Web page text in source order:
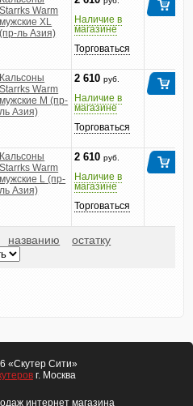
Starrks Warm
мужские XL
(пр-ль Азия)
Наличие в
магазине
Торговаться
Кальсоны
Starrks Warm
мужские M (пр-
ль Азия)
2 610 руб.
Наличие в
магазине
Торговаться
Кальсоны
Starrks Warm
мужские L (пр-
ль Азия)
2 610 руб.
Наличие в
магазине
Торговаться
названию
остатку
«Скутер Сити»
г. Москва
интернет магазина